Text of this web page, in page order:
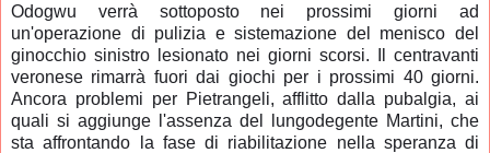
Odogwu verrà sottoposto nei prossimi giorni ad
un'operazione di pulizia e sistemazione del menisco del
ginocchio sinistro lesionato nei giorni scorsi. Il centravanti
veronese rimarrà fuori dai giochi per i prossimi 40 giorni.
Ancora problemi per Pietrangeli, afflitto dalla pubalgia, ai
quali si aggiunge l'assenza del lungodegente Martini, che
sta affrontando la fase di riabilitazione nella speranza di